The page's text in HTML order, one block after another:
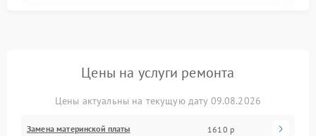
Цены на услуги ремонта
Цены актуальны на текущую дату 09.08.2026
Замена материнской платы 1610 р